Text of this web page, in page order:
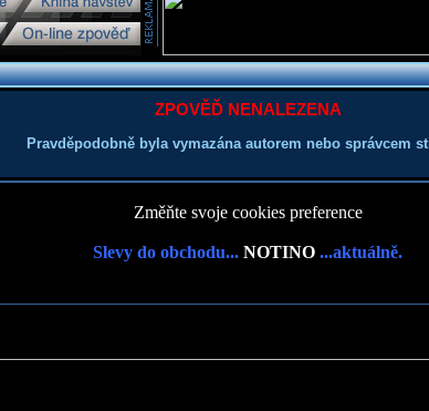
ZPOVĚĎ NENALEZENA
Pravděpodobně byla vymazána autorem nebo správcem
Změňte svoje cookies preference
Slevy do obchodu... NOTINO ...aktuálně.